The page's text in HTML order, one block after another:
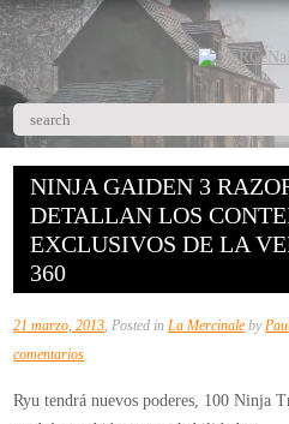
NINJA GAIDEN 3
DETALLAN LOS
EXCLUSIVOS DE LA
360
21 marzo, 2013, Posted inLa Mercinale by
comentariosen
Gaiden
Ryu tendrá nuevos poderes, 100 Ninja